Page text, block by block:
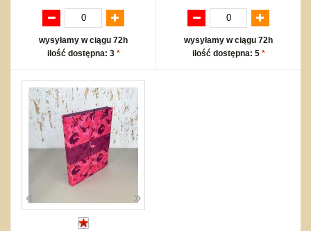
wysyłamy w ciągu 72h
ilość dostępna: 3 *
wysyłamy w ciągu 72h
ilość dostępna: 5 *